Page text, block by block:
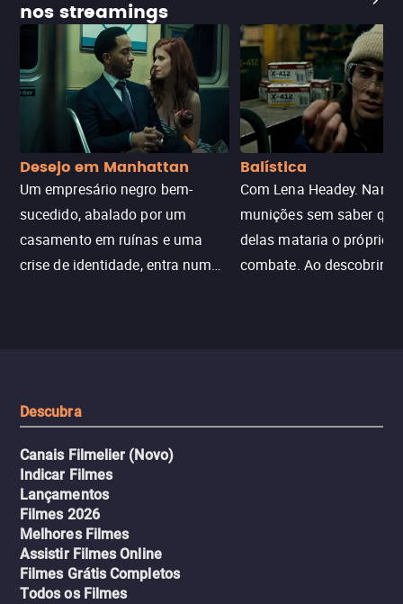
nos streamings
Desejo em Manhattan
Um empresário negro bem-
sucedido, abalado por um
casamento em ruínas e uma
crise de identidade, entra num
Balística
Com Lena Headey.
munições sem saber
delas mataria o próprio
combate. Ao descobrir a
Descubra
Canais Filmelier (Novo)
Indicar Filmes
Lançamentos
Filmes 2026
Melhores Filmes
Assistir Filmes Online
Filmes Grátis Completos
Todos os Filmes